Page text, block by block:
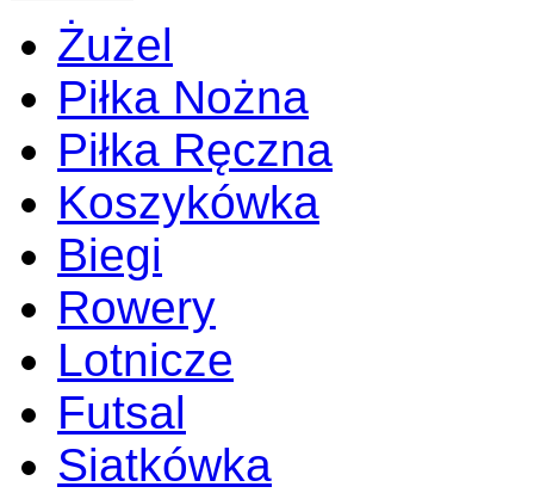
Żużel
Piłka Nożna
Piłka Ręczna
Koszykówka
Biegi
Rowery
Lotnicze
Futsal
Siatkówka